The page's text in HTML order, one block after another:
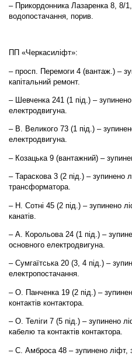
– Прикордонника Лазаренка 8, 8/
водопостачання, порив.
ПП «Черкасиліфт»:
– просп. Перемоги 4 (вантаж.) –
капітальний ремонт.
– Шевченка 241 (1 під.) –
електродвигуна.
– В. Великого 73 (1 під.) –
електродвигуна.
– Козацька 9 (вантажний) –
– Тараскова 3 (2 під.) – зупинено
трансформатора.
– Н. Сотні 45 (2 під.) – зупинено
канатів.
– А. Корольова 24 (1 під.) –
основного електродвигуна.
– Сумгаїтська 20 (3, 4 під.) –
електропостачання.
– О. Панченка 19 (2 під.) –
контактів контактора.
– О. Теліги 7 (5 під.) – зупинено
кабелю та контактів контактора.
– С. Амброса 48 – зупинено ліфт,